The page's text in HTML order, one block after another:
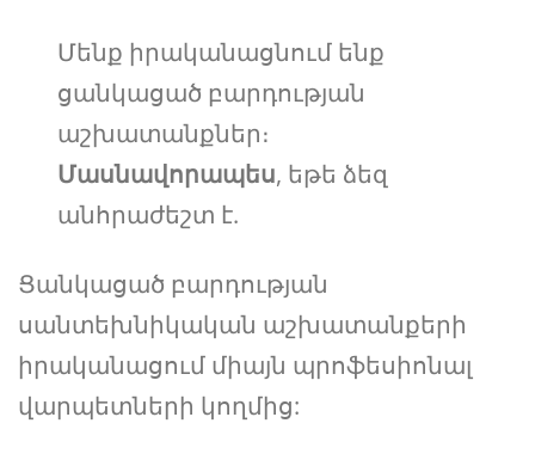
Մենք իրականացնում ենք
ցանկացած բարդության
աշխատանքներ։
Մասնավորապես, եթե ձեզ
անհրաժեշտ է.
Ցանկացած բարդության
սանտեխնիկական աշխատանքերի
իրականացում միայն պրոֆեսիոնալ
վարպետների կողմից: